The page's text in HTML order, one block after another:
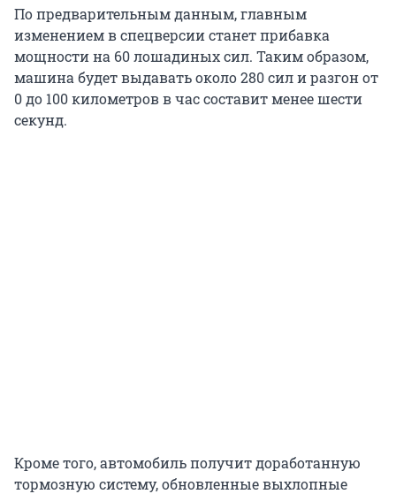
По предварительным данным, главным
изменением в спецверсии станет прибавка
мощности на 60 лошадиных сил. Таким образом,
машина будет выдавать около 280 сил и разгон от
0 до 100 километров в час составит менее шести
секунд.
Кроме того, автомобиль получит доработанную
тормозную систему, обновленные выхлопные